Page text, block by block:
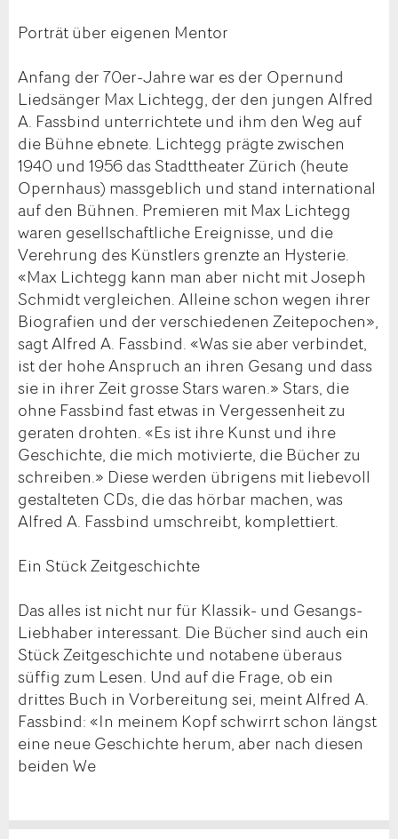
Porträt über eigenen Mentor
Anfang der 70er-Jahre war es der Opernund
Liedsänger Max Lichtegg, der den jungen Alfred
A. Fassbind unterrichtete und ihm den Weg auf
die Bühne ebnete. Lichtegg prägte zwischen
1940 und 1956 das Stadttheater Zürich (heute
Opernhaus) massgeblich und stand international
auf den Bühnen. Premieren mit Max Lichtegg
waren gesellschaftliche Ereignisse, und die
Verehrung des Künstlers grenzte an Hysterie.
«Max Lichtegg kann man aber nicht mit Joseph
Schmidt vergleichen. Alleine schon wegen ihrer
Biografien und der verschiedenen Zeitepochen»,
sagt Alfred A. Fassbind. «Was sie aber verbindet,
ist der hohe Anspruch an ihren Gesang und dass
sie in ihrer Zeit grosse Stars waren.» Stars, die
ohne Fassbind fast etwas in Vergessenheit zu
geraten drohten. «Es ist ihre Kunst und ihre
Geschichte, die mich motivierte, die Bücher zu
schreiben.» Diese werden übrigens mit liebevoll
gestalteten CDs, die das hörbar machen, was
Alfred A. Fassbind umschreibt, komplettiert.
Ein Stück Zeitgeschichte
Das alles ist nicht nur für Klassik- und Gesangs-
Liebhaber interessant. Die Bücher sind auch ein
Stück Zeitgeschichte und notabene überaus
süffig zum Lesen. Und auf die Frage, ob ein
drittes Buch in Vorbereitung sei, meint Alfred A.
Fassbind: «In meinem Kopf schwirrt schon längst
eine neue Geschichte herum, aber nach diesen
beiden We